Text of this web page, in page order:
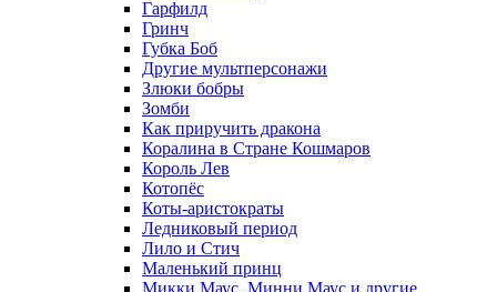
Гарфилд
Гринч
Губка Боб
Другие мультперсонажи
Злюки бобры
Зомби
Как приручить дракона
Коралина в Стране Кошмаров
Король Лев
Котопёс
Коты-аристократы
Ледниковый период
Лило и Стич
Маленький принц
Микки Маус, Минни Маус и другие